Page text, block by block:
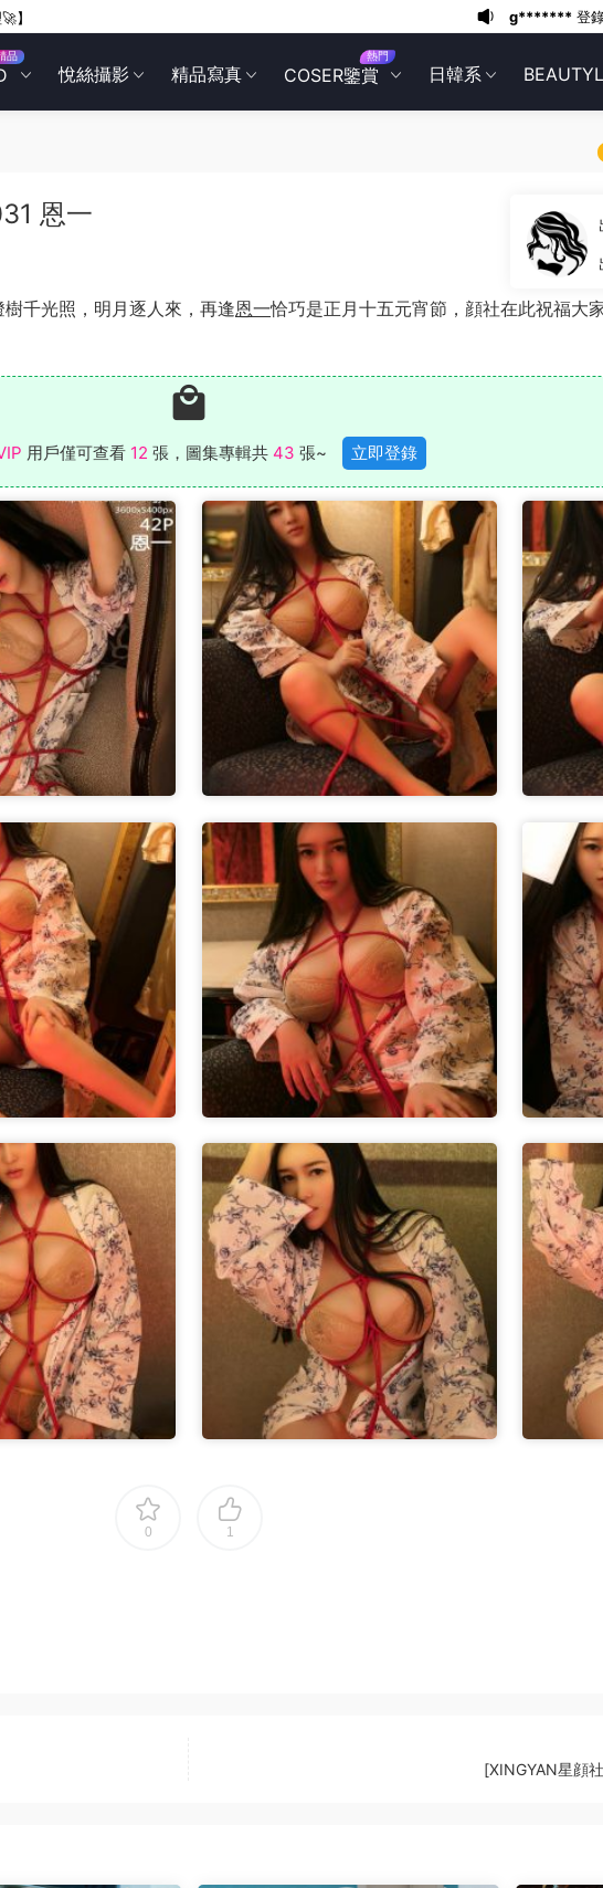
品
悅絲攝影 精品寫真 COSER鑒賞
熱門
日韓系
】 g******* 登
6*******
6*******
6*******
6*******
g*******
g*******登
恩一
千光照，明月逐人來，再逢恩一恰巧是正月十五元宵節，顔社在此祝福大
用戶僅可查看 12 張，圖集專輯共 43 張~ 立即登錄
0 1
[XINGYAN星顔